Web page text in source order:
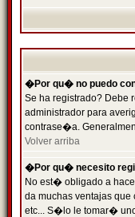
�Por qu� no puedo
Se ha registrado? Debe
administrador para
contrase�a.
Volver arriba
�Por qu� necesito
No est� obligado a
da muchas ventajas
etc... S�lo le tomar�